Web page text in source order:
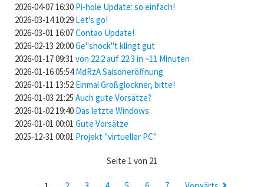
2026-04-07 16:30 Pi-hole Update: so einfach!
2026-03-14 10:29 Let's go!
2026-03-01 16:07Contao Update!
2026-02-13 20:00Ge"shock"t klingt gut
2026-01-17 09:31 von 22.2 auf 22.3 in ~11 Minuten
2026-01-16 05:54 MdRzA Saisoneröffnung
2026-01-11 13:52 Einmal Großglockner, bitte!
2026-01-03 21:25 Auch gute Vorsätze?
2026-01-02 19:40 Das letzte Windows
2026-01-01 00:01 Gute Vorsätze
2025-12-31 00:01 Projekt "virtueller PC"
Seite 1 von 21